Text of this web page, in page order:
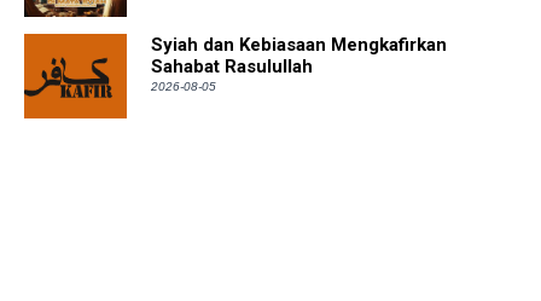
Syiah dan Kebiasaan Mengkafirkan
Sahabat Rasulullah
2026-08-05